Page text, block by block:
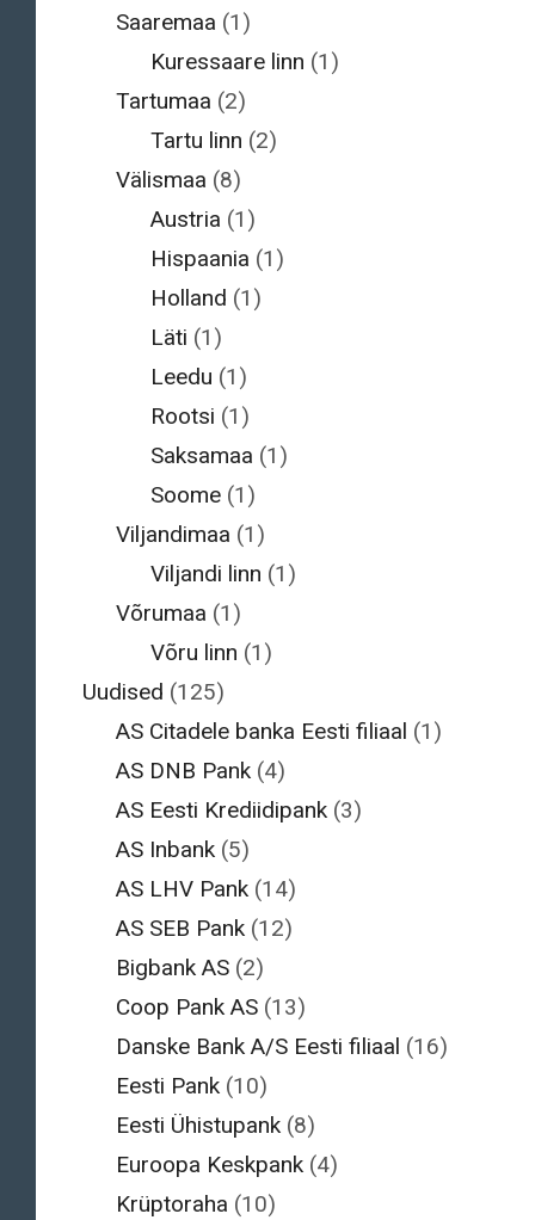
Saaremaa (1)
Kuressaare linn (1)
Tartumaa (2)
Tartu linn (2)
Välismaa (8)
Austria (1)
Hispaania (1)
Holland (1)
Läti (1)
Leedu (1)
Rootsi (1)
Saksamaa (1)
Soome(1)
Viljandimaa (1)
Viljandi linn (1)
Võrumaa (1)
Võru linn (1)
Uudised (125)
AS Citadele banka Eesti filiaal (1)
AS DNB Pank (4)
AS Eesti Krediidipank (3)
AS Inbank (5)
AS LHV Pank (14)
AS SEB Pank (12)
Bigbank AS (2)
Coop Pank AS (13)
Danske Bank A/S Eesti filiaal (16)
Eesti Pank (10)
Eesti Ühistupank (8)
Euroopa Keskpank (4)
Krüptoraha (10)